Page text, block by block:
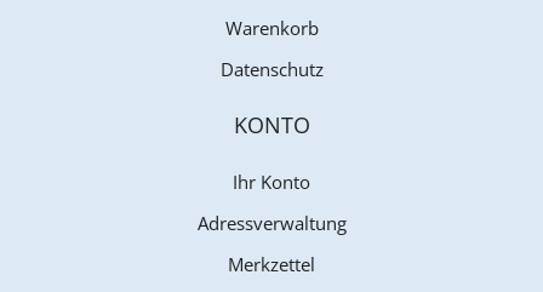
Warenkorb
Datenschutz
KONTO
Ihr Konto
Adressverwaltung
Merkzettel